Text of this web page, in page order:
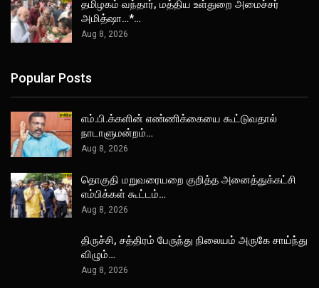
தமிழகம் வந்தார், மத்திய உள்துறை அமைச்சர்
அமித்ஷா…*…
Aug 8, 2026
Popular Posts
எம்.பி.க்களின் எண்ணிக்கையை கூட்டுவதால்
நாடாளுமன்றம்…
Aug 8, 2026
தொகுதி மறுவரையறை குறித்த அனைத்துக்கட்சி
எம்பிக்கள் கூட்டம்…
Aug 8, 2026
திருச்சி, சத்திரம் பேருந்து நிலையம் அருகே சாய்ந்து
விழும்…
Aug 8, 2026